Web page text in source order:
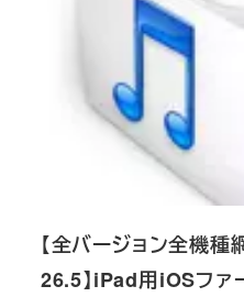
【全バージョン全機
26.5】iPad用iOSフ